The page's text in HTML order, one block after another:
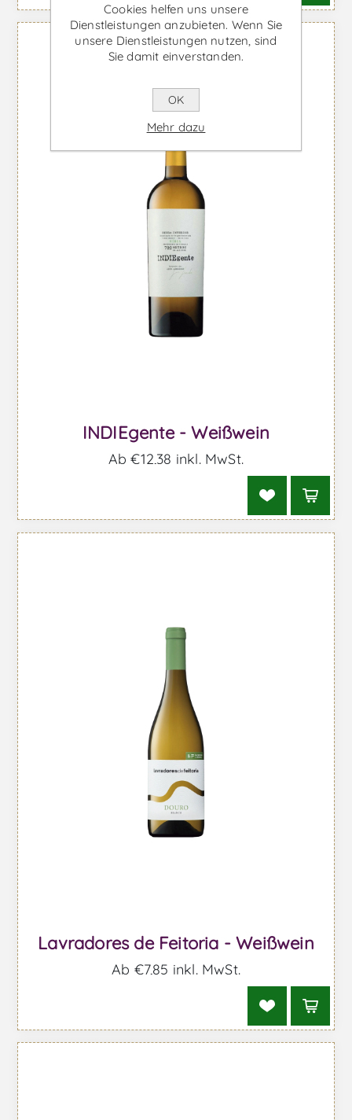
INDIEgente - Weißwein
Ab €12,38 inkl. MwSt.
Lavradores de Feitoria - Weißwein
Ab €7,85 inkl. MwSt.
Cookies helfen uns unsere
Dienstleistungen anzubieten. Wenn Sie
unsere Dienstleistungen nutzen, sind
Sie damit einverstanden.
OK
Mehr dazu